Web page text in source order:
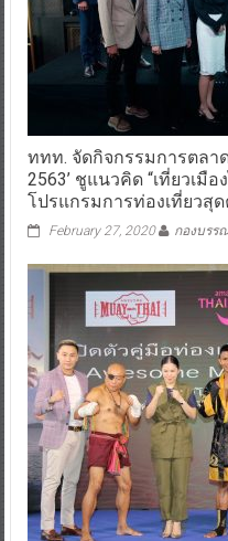
ททท. จัดกิจกรรมการตลา
2563’ ชูแนวคิด “เที่ยวเมื
โปรแกรมการท่องเที่ยว
February 27, 2020 กองบรร